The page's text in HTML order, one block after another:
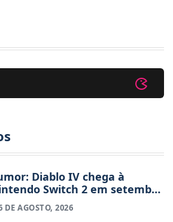
Diablo IV chega à
Switch 2 em setembro
custar o preço de um jogo
DE AGOSTO, 2026